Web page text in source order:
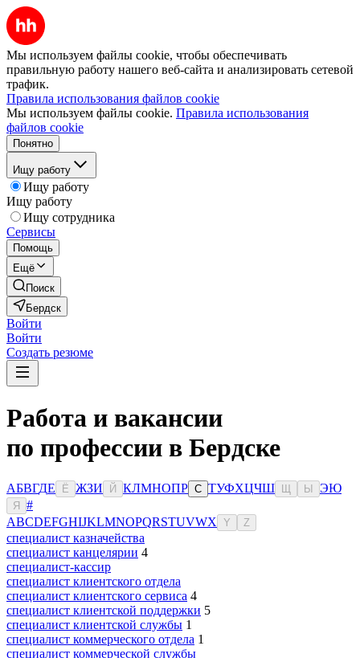
Мы используем файлы cookie, чтобы обеспечивать
правильную работу нашего веб-сайта и анализировать сетевой
трафик.
Правила использования файлов cookie
Мы используем файлы cookie. Правила использования
файлов cookie
Понятно
Ищу работу
Ищу работу
Ищу работу
Ищу сотрудника
Сервисы
Помощь
Ещё
Поиск
Бердск
Войти
Войти
Создать резюме
Работа и вакансии
по профессии в Бердске
АБВГДЕ Ё ЖЗИ Й КЛМНОПР С ТУФХЦЧШ Ы ЭЮ
Я
#
ABCDEFGHIJKLMNOPQRSTUVWX Y Z
специалист казначейства
специалист канцелярии 4
специалист-кассир
специалист клиентского отдела
специалист клиентского сервиса 4
специалист клиентской поддержки 5
специалист клиентской службы 1
специалист коммерческого отдела 1
специалист коммерческой службы